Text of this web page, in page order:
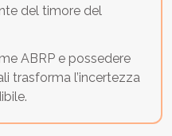
del timore del
ABRP e possedere
trasforma l’incertezza